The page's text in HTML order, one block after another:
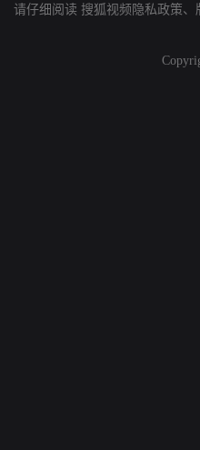
请仔细阅读 搜狐视频隐私政策、